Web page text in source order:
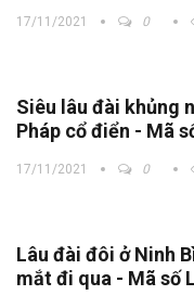
17/11/2021 0
Siêu lâu đài khủng
Pháp cổ điển - Mã
17/11/2021 0
Lâu đài đôi ở Ninh
mắt đi qua - Mã số